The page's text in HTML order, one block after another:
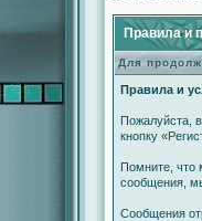
Правила и
Для
Правила и
Пожалуйста,
кнопку
Помните, что
сообщения,
Сообщения